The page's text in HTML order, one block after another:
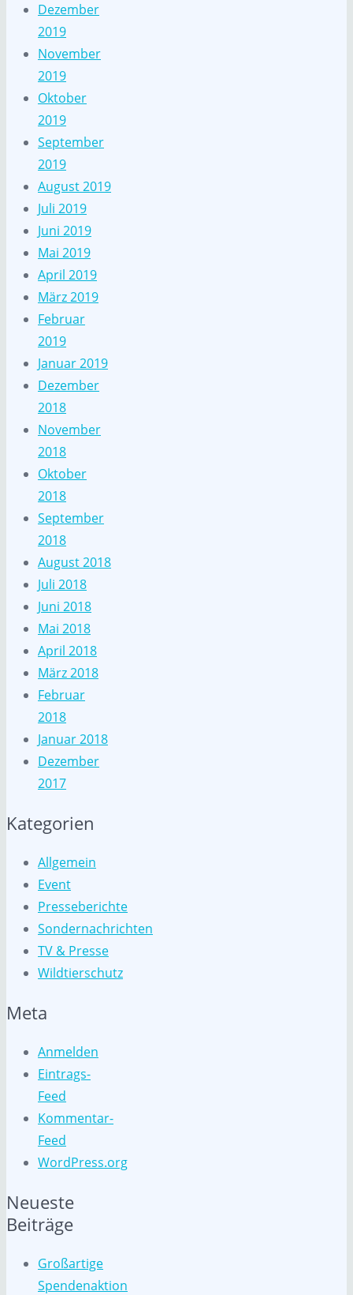
Dezember
2019
November
2019
Oktober
2019
September
2019
August 2019
Juli 2019
Juni 2019
Mai 2019
April 2019
März 2019
Februar
2019
Januar 2019
Dezember
2018
November
2018
Oktober
2018
September
2018
August 2018
Juli 2018
Juni 2018
Mai 2018
April 2018
März 2018
Februar
2018
Januar 2018
Dezember
2017
Kategorien
Allgemein
Event
Presseberichte
Sondernachrichten
TV & Presse
Wildtierschutz
Meta
Anmelden
Eintrags-
Feed
Kommentar-
Feed
WordPress.org
Neueste
Beiträge
Großartige
Spendenaktion